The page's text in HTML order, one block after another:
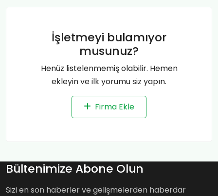
İşletmeyi bulamıyor
musunuz?
Henüz listelenmemiş olabilir. Hemen
ekleyin ve ilk yorumu siz yapın.
Firma Ekle
Bültenimize Abone Olun
Sizi en son haberler ve gelişmelerden haberdar